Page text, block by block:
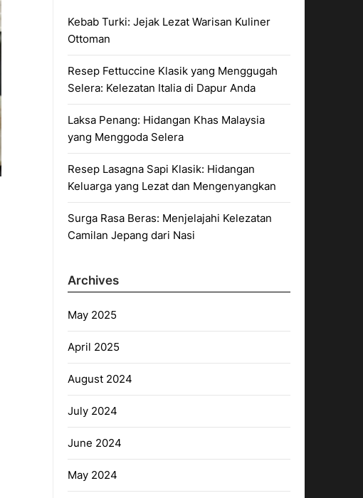
Kebab Turki: Jejak Lezat Warisan Kuliner
Ottoman
Resep Fettuccine Klasik yang Menggugah
Selera: Kelezatan Italia di Dapur Anda
Laksa Penang: Hidangan Khas Malaysia
yang Menggoda Selera
Resep Lasagna Sapi Klasik: Hidangan
Keluarga yang Lezat dan Mengenyangkan
Surga Rasa Beras: Menjelajahi Kelezatan
Camilan Jepang dari Nasi
Archives
May 2025
April 2025
August 2024
July 2024
June 2024
May 2024